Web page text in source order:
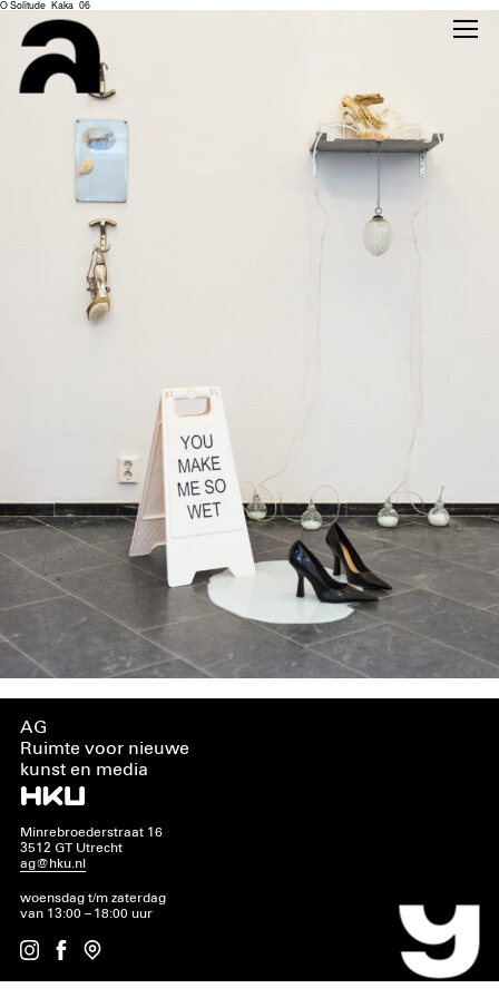
O Solitude_Kaka_06
AG
Ruimte voor nieuwe
kunst en media
Minrebroederstraat 16
3512 GT Utrecht
ag@hku.nl
woensdag t/m zaterdag
van 13:00 – 18:00 uur